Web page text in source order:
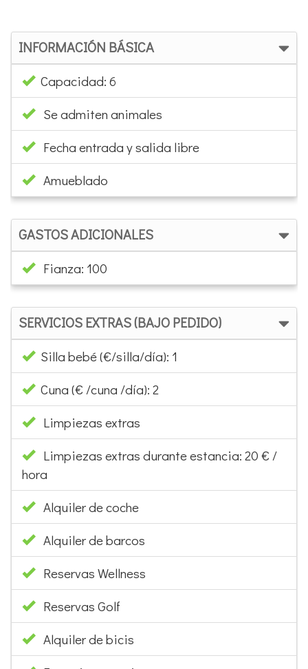
INFORMACIÓN BÁSICA
Capacidad: 6
Se admiten animales
Fecha entrada y salida libre
Amueblado
GASTOS ADICIONALES
Fianza: 100
SERVICIOS EXTRAS (BAJO PEDIDO)
Silla bebé (€/silla/día): 1
Cuna (€ /cuna /día): 2
Limpiezas extras
Limpiezas extras durante estancia: 20 € /
hora
Alquiler de coche
Alquiler de barcos
Reservas Wellness
Reservas Golf
Alquiler de bicis